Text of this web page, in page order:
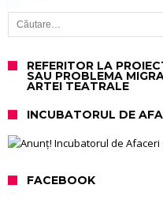
Caută după:
REFERITOR LA
SAU PROBLEMA
ARTEI TEATRALE
INCUBATORUL DE
FACEBOOK